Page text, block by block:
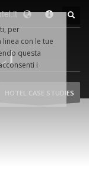
HOTEL CASE STUDIES
per
con le tue
questa
i